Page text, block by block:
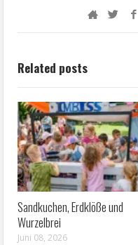
Related posts
Sandkuchen, Erdklöße und
Wurzelbrei
Juni 08, 2026